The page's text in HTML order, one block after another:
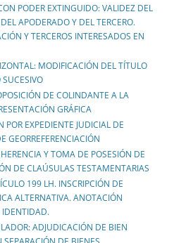
PODER EXTINGUIDO: VALIDEZ DEL
APODERADO Y DEL TERCERO.
Y TERCEROS INTERESADOS EN
MODIFICACIÓN DEL TÍTULO
DE COLINDANTE A LA
GRÁFICA
EXPEDIENTE JUDICIAL DE
GEORREFERENCIACIÓN
Y TOMA DE POSESIÓN DE
DE CLAÚSULAS TESTAMENTARIAS
199 LH. INSCRIPCIÓN DE
ALTERNATIVA. ANOTACIÓN
IDENTIDAD.
ADJUDICACIÓN DE BIEN